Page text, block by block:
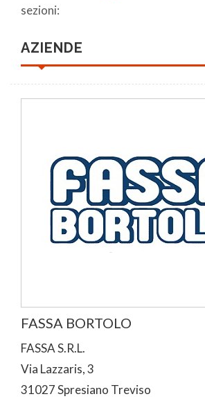
sezioni:
AZIENDE
FASSA BORTOLO
FASSA S.R.L.
Via Lazzaris, 3
31027 Spresiano Treviso